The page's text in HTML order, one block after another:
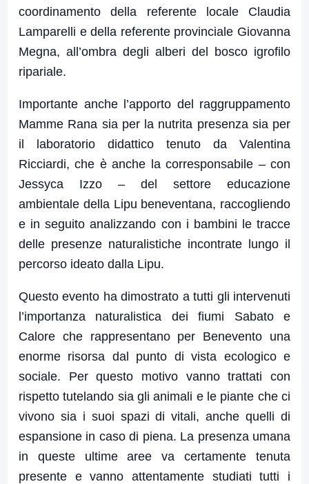
coordinamento della referente locale Claudia
Lamparelli e della referente provinciale Giovanna
Megna, all’ombra degli alberi del bosco igrofilo
ripariale.
Importante anche l’apporto del raggruppamento
Mamme Rana sia per la nutrita presenza sia per
il laboratorio didattico tenuto da Valentina
Ricciardi, che è anche la corresponsabile – con
Jessyca Izzo – del settore educazione
ambientale della Lipu beneventana, raccogliendo
e in seguito analizzando con i bambini le tracce
delle presenze naturalistiche incontrate lungo il
percorso ideato dalla Lipu.
Questo evento ha dimostrato a tutti gli intervenuti
l’importanza naturalistica dei fiumi Sabato e
Calore che rappresentano per Benevento una
enorme risorsa dal punto di vista ecologico e
sociale. Per questo motivo vanno trattati con
rispetto tutelando sia gli animali e le piante che ci
vivono sia i suoi spazi di vitali, anche quelli di
espansione in caso di piena. La presenza umana
in queste ultime aree va certamente tenuta
presente e vanno attentamente studiati tutti i